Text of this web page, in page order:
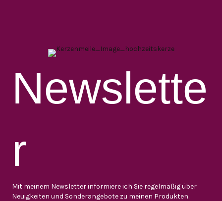
Newslette
r
Mit meinem Newsletter informiere ich Sie regelmäßig über
Neuigkeiten und Sonderangebote zu meinen Produkten.